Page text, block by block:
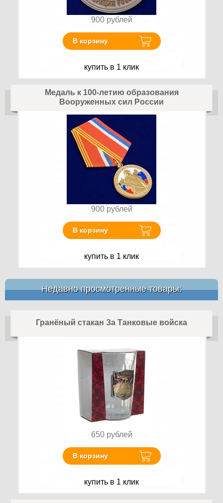
900 рублей
В корзину
купить в 1 клик
Медаль к 100-летию образования
Вооруженных сил России
900 рублей
В корзину
купить в 1 клик
Недавно просмотренные товары:
Гранёный стакан За Танковые войска
650 рублей
В корзину
купить в 1 клик